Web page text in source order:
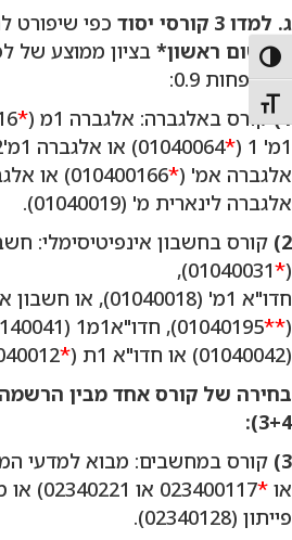
Toggle High Contrast
Toggle Font size
ג. למדו 3 קורסי יסוד
כפי שיפורט
ברישום ראשון*
של לפחות 0.9:
1) קורס באלגברה: אלגברה 1מ ( *
1מ' 1 (
*01040064) או אלגברה 1מ'2 (
אלגברה אמ' (*010400166) או אלגברה א' (
אלגברה לינארית מ' (01040019).
2)
(
*
01040031),
(
**
(01040042) או חדו"א 1ת (
*
בחירה של קורס אחד מבין
3+4):
3) קורס במחשבים: מבוא למדעי
או *
פייתון (02340128).